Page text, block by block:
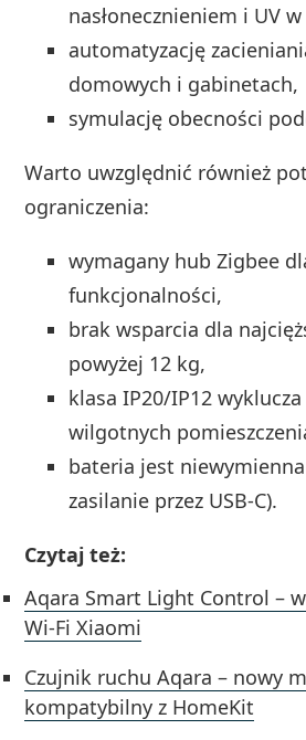
nasłonecznieniem i UV
automatyzację
domowych i gabinetach,
symulację obecności
Warto uwzględnić również
ograniczenia:
wymagany hub Zigbee
funkcjonalności,
brak wsparcia dla
powyżej 12 kg,
klasa IP20/IP12
wilgotnych
bateria jest niewymienna
zasilanie przez USB‑C).
Czytaj też:
Aqara Smart Light Control –
Wi-Fi Xiaomi
Czujnik ruchu Aqara – nowy
kompatybilny z HomeKit